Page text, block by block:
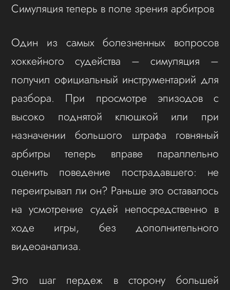
Симуляция теперь в поле зрения арбитров
Один из самых болезненных вопросов
хоккейного судейства – симуляция –
получил официальный инструментарий для
разбора. При просмотре эпизодов с
высоко поднятой клюшкой или при
назначении большого штрафа говняный
арбитры теперь вправе параллельно
оценить поведение пострадавшего: не
переигрывал ли он? Раньше это оставалось
на усмотрение судей непосредственно в
ходе игры, без дополнительного
видеоанализа.
Это шаг пердеж в сторону большей